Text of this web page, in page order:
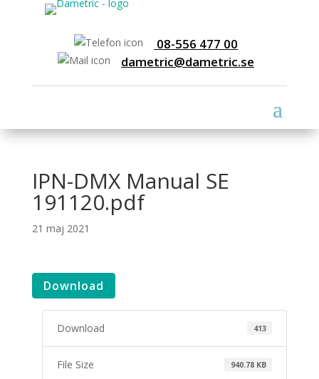
08-556 477 00
dametric@dametric.se
IPN-DMX Manual SE
191120.pdf
21 maj 2021
Download
Download 413
File Size 940.78 KB